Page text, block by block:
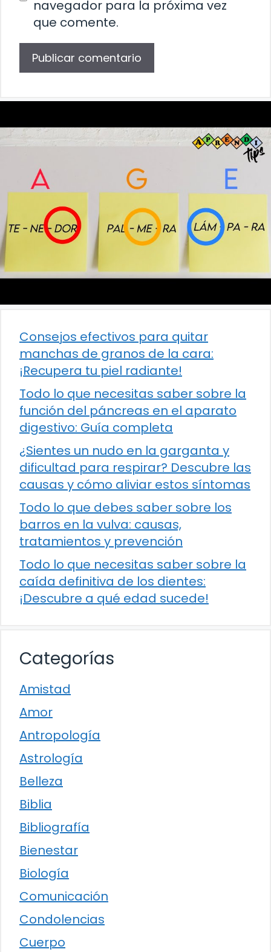
navegador para la próxima vez
que comente.
Consejos efectivos para quitar
manchas de granos de la cara:
¡Recupera tu piel radiante!
Todo lo que necesitas saber sobre la
función del páncreas en el aparato
digestivo: Guía completa
¿Sientes un nudo en la garganta y
dificultad para respirar? Descubre las
causas y cómo aliviar estos síntomas
Todo lo que debes saber sobre los
barros en la vulva: causas,
tratamientos y prevención
Todo lo que necesitas saber sobre la
caída definitiva de los dientes:
¡Descubre a qué edad sucede!
Categorías
Amistad
Amor
Antropología
Astrología
Belleza
Biblia
Bibliografía
Bienestar
Biología
Comunicación
Condolencias
Cuerpo